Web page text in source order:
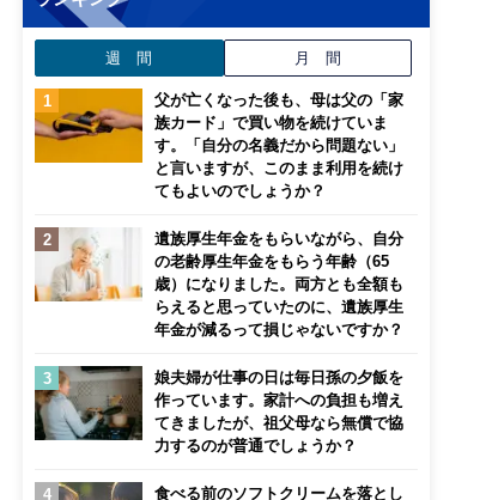
週 間 月 間
父が亡くなった後も、母は父の「家
族カード」で買い物を続けていま
す。「自分の名義だから問題ない」
と言いますが、このまま利用を続け
てもよいのでしょうか？
遺族厚生年金をもらいながら、自分
の老齢厚生年金をもらう年齢（65
歳）になりました。両方とも全額も
らえると思っていたのに、遺族厚生
年金が減るって損じゃないですか？
娘夫婦が仕事の日は毎日孫の夕飯を
作っています。家計への負担も増え
てきましたが、祖父母なら無償で協
力するのが普通でしょうか？
食べる前のソフトクリームを落とし